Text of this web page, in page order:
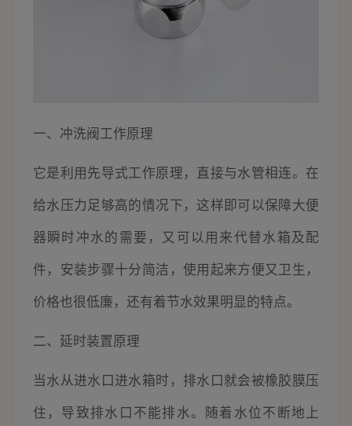
一、冲洗阀工作原理
它是利用先导式工作原理，直接与水管相连。在
给水压力足够高的情况下，这样即可以保障大便
器瞬时冲水的需要，又可以用来代替水箱及配
件，安装步骤十分简洁，使用起来方便又卫生，
价格也很低廉，还有着节水效果明显的特点。
二、延时装置原理
当水从进水口进水箱时，排水口就会被橡胶膜压
住，导致排水口不能排水。随着水位不断地上